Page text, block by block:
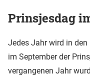
Prinsjesdag
Jedes Jahr wird in
im September der
vergangenen Jahr